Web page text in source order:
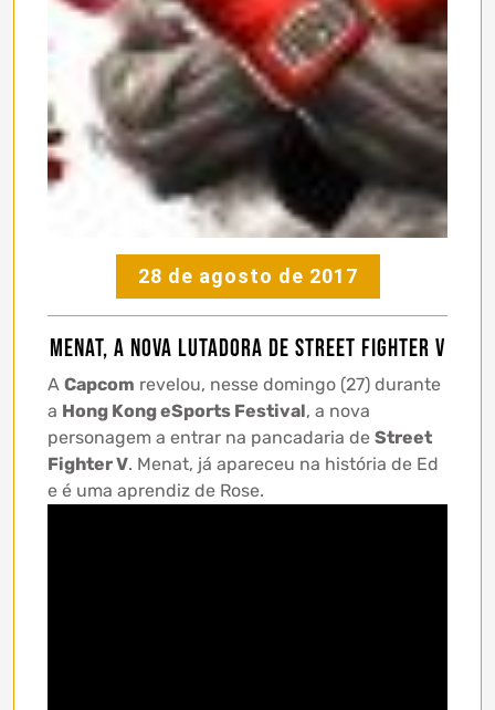
28 de agosto de 2017
Menat, a nova lutadora de Street Fighter V
A Capcom revelou, nesse domingo (27) durante
a Hong Kong eSports Festival, a nova
personagem a entrar na pancadaria de Street
Fighter V. Menat, já apareceu na história de Ed
e é uma aprendiz de Rose.